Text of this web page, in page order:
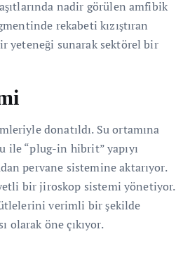
nadir görülen amfibik
rekabeti kızıştıran
yeteneği sunarak sektörel bir
donatıldı. Su ortamına
ile “plug-in hibrit” yapıyı
pervane sistemine aktarıyor.
bir jiroskop sistemi yönetiyor.
verimli bir şekilde
olarak öne çıkıyor.